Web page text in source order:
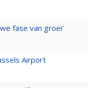
fase van groei'
Airport